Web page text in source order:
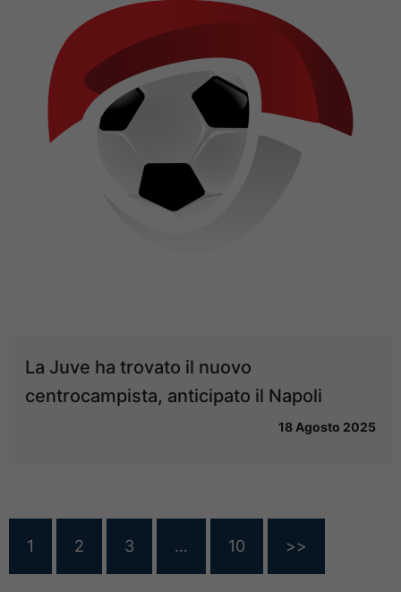
La Juve ha trovato il nuovo
centrocampista, anticipato il Napoli
18 Agosto 2025
1 2 3 … 10 >>